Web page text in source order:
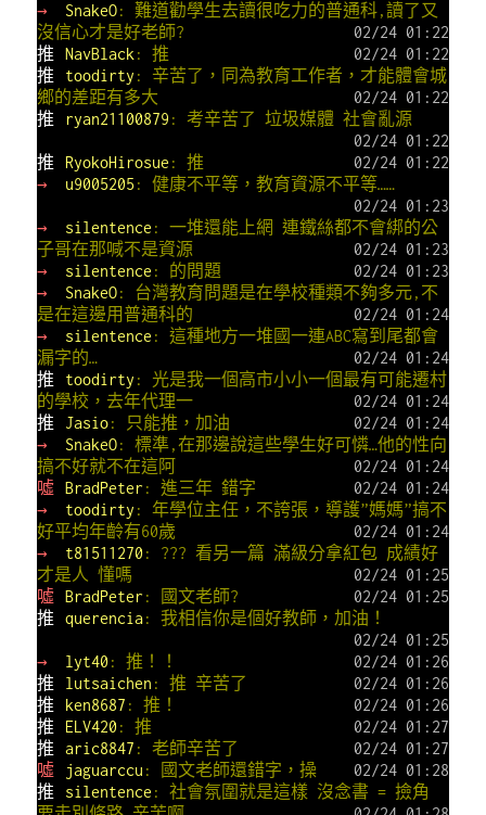
→
SnakeO: 難道勸學生去讀很吃力的普通科,讀了又
沒信心才是好老師?
02/24 01:22
推
NavBlack: 推
02/24 01:22
推
toodirty : 辛苦了，同為教育工作者，才能體會城
鄉的差距有多大
02/24 01:22
推
ryan21100879 : 考辛苦了 垃圾媒體 社會亂源
02/24 01:22
推
RyokoHirosue : 推
02/24 01:22
→
u9005205 : 健康不平等，教育資源不平等……
02/24 01:23
→
silentence : 一堆還能上網 連鐵絲都不會綁的公
子哥在那喊不是資源
02/24 01:23
→
silentence : 的問題
02/24 01:23
→
SnakeO: 台灣教育問題是在學校種類不夠多元,不
是在這邊用普通科的
02/24 01:24
→
silentence : 這種地方一堆國一連ABC寫到尾都會
漏字的…
02/24 01:24
推
toodirty : 光是我一個高市小小一個最有可能遷村
的學校，去年代理一
02/24 01:24
推
Jasio: 只能推，加油
02/24 01:24
→
SnakeO: 標準,在那邊說這些學生好可憐…他的性向
搞不好就不在這阿
02/24 01:24
噓
BradPeter : 進三年 錯字
02/24 01:24
→
toodirty : 年學位主任，不誇張，導護”媽媽”搞不
好平均年齡有60歲
02/24 01:24
→
t81511270 : ??? 看另一篇 滿級分拿紅包 成績好
才是人 懂嗎
02/24 01:25
噓
BradPeter : 國文老師?
02/24 01:25
推
querencia: 我相信你是個好教師，加油！
02/24 01:25
→
lyt40 : 推！！
02/24 01:26
推
lutsaichen : 推 辛苦了
02/24 01:26
推
ken8687 : 推！
02/24 01:26
推
ELV420 : 推
02/24 01:27
推
aric8847 : 老師辛苦了
02/24 01:27
噓
jaguarccu : 國文老師還錯字，操
02/24 01:28
推
silentence : 社會氛圍就是這樣 沒念書 = 撿角